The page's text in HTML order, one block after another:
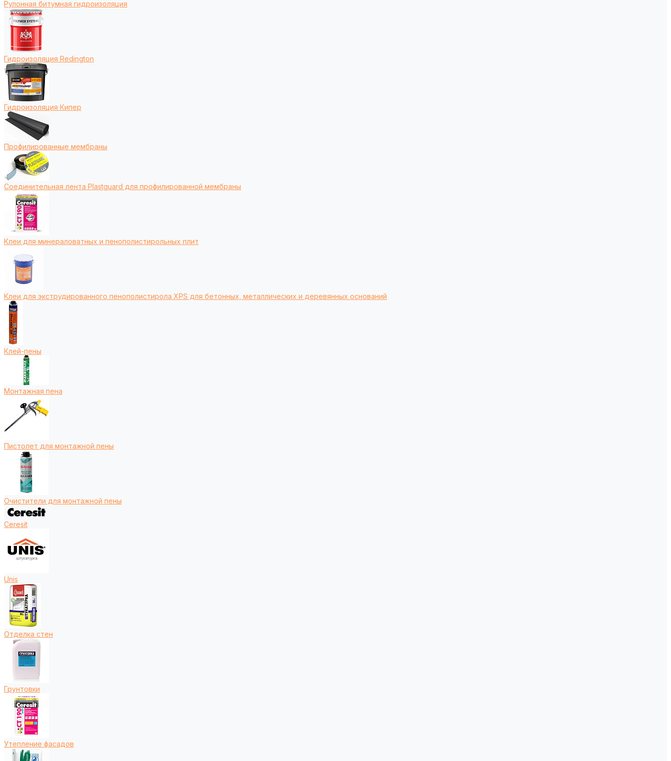
Рулонная битумная гидроизоляция
Гидроизоляция Redington
Гидроизоляция Кипер
Профилированные мембраны
Соединительная лента Plastguard для профилированной мембраны
Клеи для минераловатных и пенополистирольных плит
Клеи для экструдированного пенополистирола XPS для бетонных, металлических и деревянных оснований
Клей-пены
Монтажная пена
Пистолет для монтажной пены
Очистители для монтажной пены
Ceresit
Unis
Отделка стен
Грунтовки
Утепление фасадов